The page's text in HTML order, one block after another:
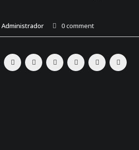
Administrador 0 comment